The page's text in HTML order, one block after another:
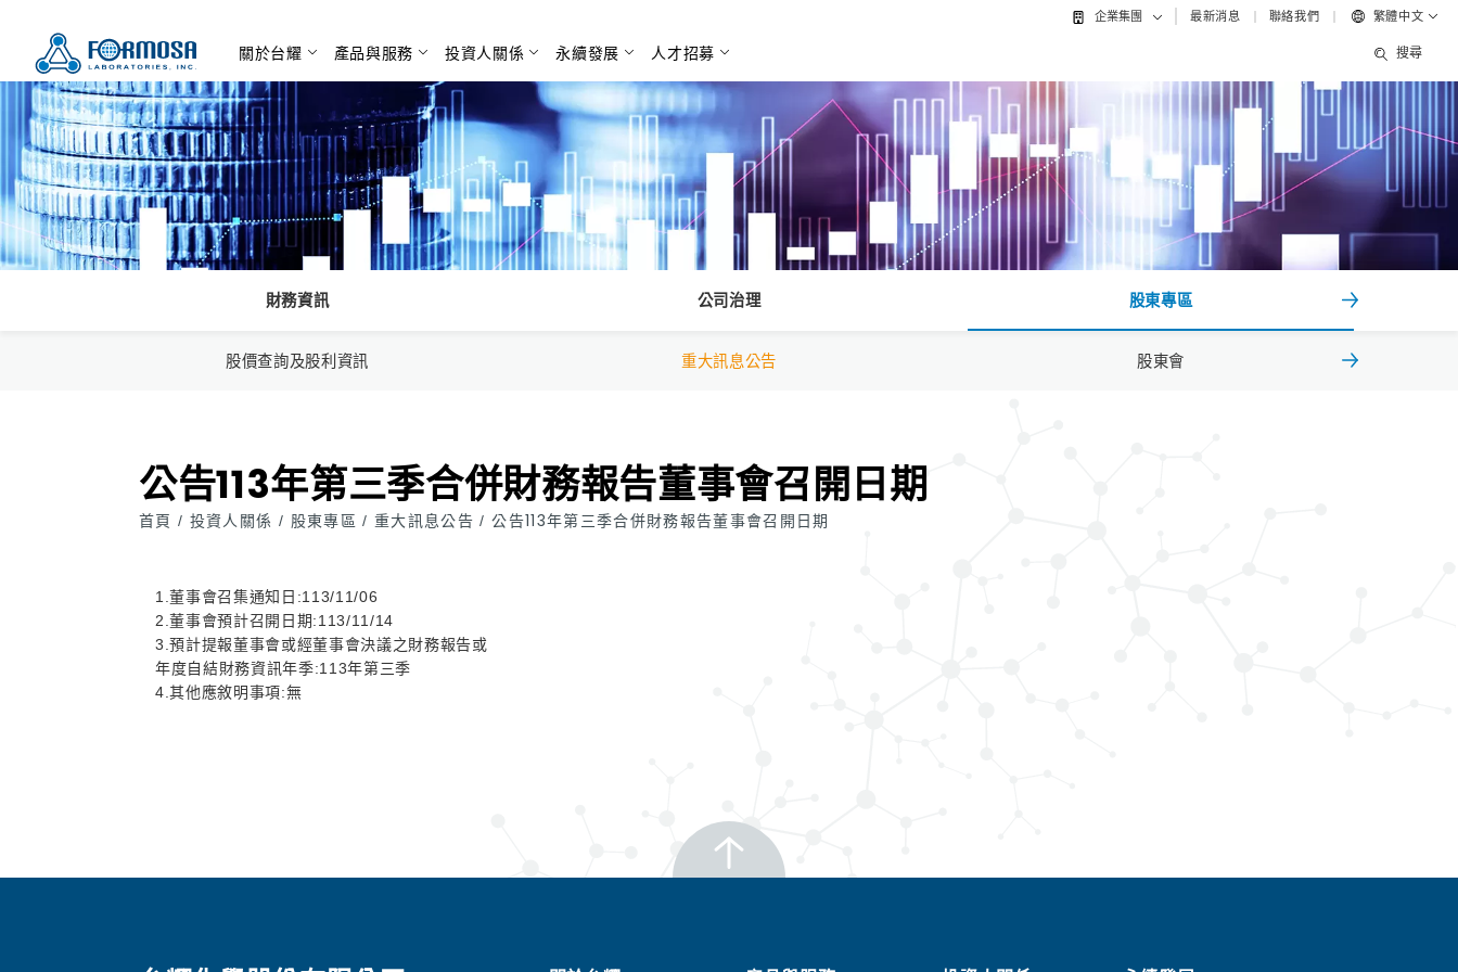
企業集團 最新消息 聯絡我們 繁體中文
關於台耀 產品與服務 投資人關係 永續發展 人才招募 搜尋
搜尋
財務資訊 公司治理 股東專區
股價查詢及股利資訊 重大訊息公告 股東會
公告113年第三季合併財務報告董事會召開日期
首頁/ 投資人關係 / 股東專區/ 重大訊息公告/ 公告113年第三季合併財務報告董事會召開日期
1.董事會召集通知日:113/11/06
2.董事會預計召開日期:113/11/14
3.預計提報董事會或經董事會決議之財務報告或
年度自結財務資訊年季:113年第三季
4.其他應敘明事項:無